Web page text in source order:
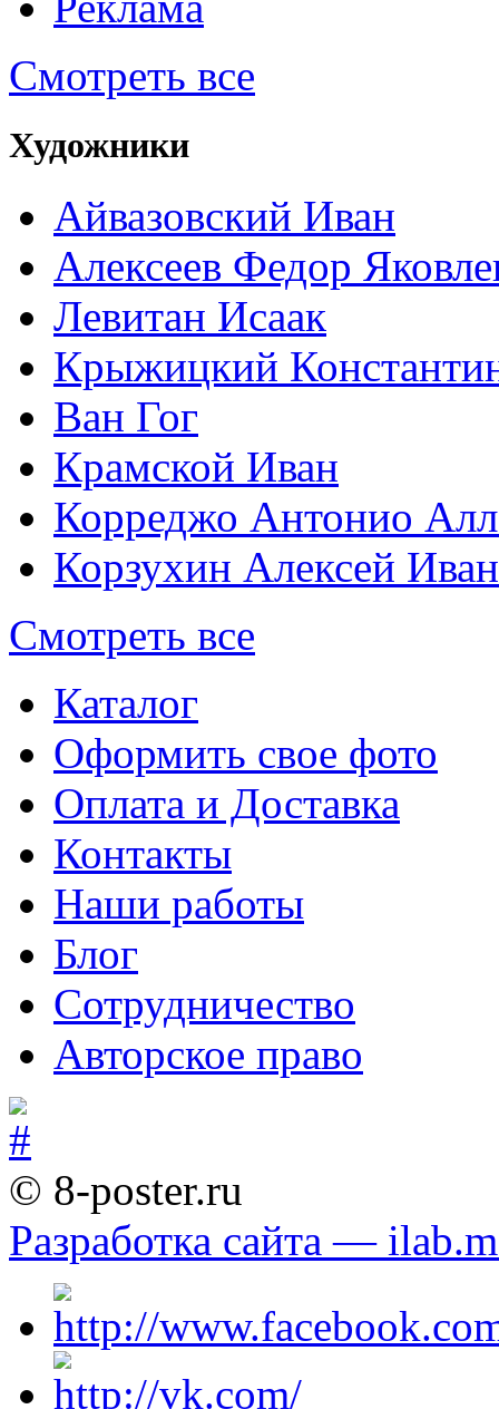
Смотреть все
Художники
Айвазовский Иван
Алексеев Федор
Левитан Исаак
Крыжицкий
Ван Гог
Крамской Иван
Корреджо Антонио
Корзухин Алексей
Смотреть все
Каталог
Оформить свое фото
Оплата и Доставка
Контакты
Наши работы
Блог
Сотрудничество
Авторское право
© 8-poster.ru
Разработка сайта —